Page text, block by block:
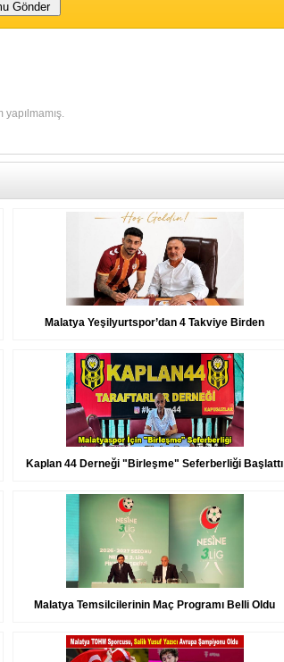
yapılmamış.
Malatya Yeşilyurtspor’dan 4 Takviye Birden
Kaplan 44 Derneği "Birleşme" Seferberliği Başlattı
Malatya Temsilcilerinin Maç Programı Belli Oldu